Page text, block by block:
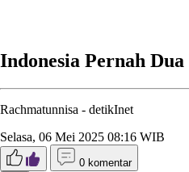
Indonesia Pernah
Rachmatunnisa - detikInet
Selasa, 06 Mei 2025 08:16 WIB
0 komentar